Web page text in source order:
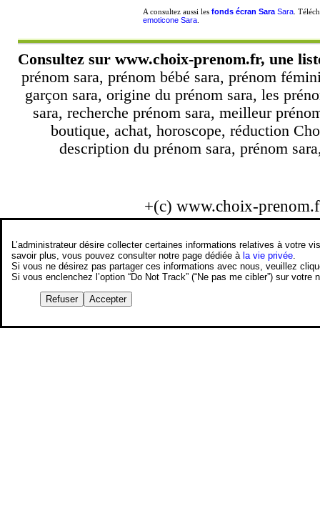
A consultez aussi les fonds écran SaraSara.
emoticone Sara.
Consultez sur www.choix-prenom.fr, une
prénom sara, prénom bébé sara, prénom
garçon sara, origine du prénom sara, les
sara, recherche prénom sara, meilleur
boutique, achat, horoscope, réduction
description du prénom sara, prénom
+(c) www.choix-
L’administrateur désire collecter certaines informations relatives à votre
savoir plus, vous pouvez consulter notre page dédiée àla vie privée
Si vous ne désirez pas partager ces informations avec nous, veuillez
Si vous enclenchez l’option “Do Not Track” (“Ne pas me cibler”) sur
Refuser Accepter